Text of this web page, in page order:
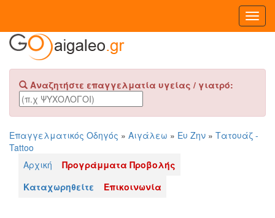
Αναζητήστε επαγγελματία υγείας / γιατρό:
Επαγγελματικός Οδηγός » Αιγάλεω » Ευ Ζην » Τατουάζ -
Tattoo
Αρχική
Προγράμματα Προβολής
Καταχωρηθείτε
Επικοινωνία